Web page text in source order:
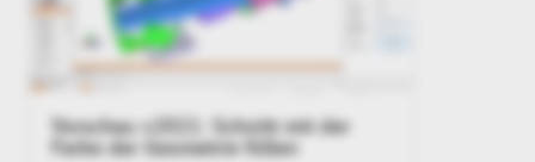
Vorschau v2021: Schnitt mit der
Farbe der Geometrie füllen